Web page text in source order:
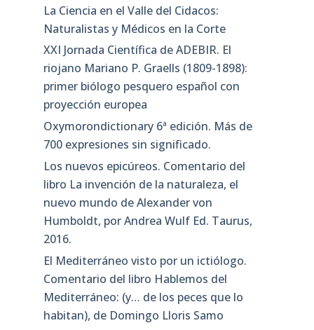
La Ciencia en el Valle del Cidacos:
Naturalistas y Médicos en la Corte
XXI Jornada Científica de ADEBIR. El
riojano Mariano P. Graells (1809-1898):
primer biólogo pesquero español con
proyección europea
Oxymorondictionary 6ª edición. Más de
700 expresiones sin significado.
Los nuevos epicúreos. Comentario del
libro La invención de la naturaleza, el
nuevo mundo de Alexander von
Humboldt, por Andrea Wulf Ed. Taurus,
2016.
El Mediterráneo visto por un ictiólogo.
Comentario del libro Hablemos del
Mediterráneo: (y… de los peces que lo
habitan), de Domingo Lloris Samo